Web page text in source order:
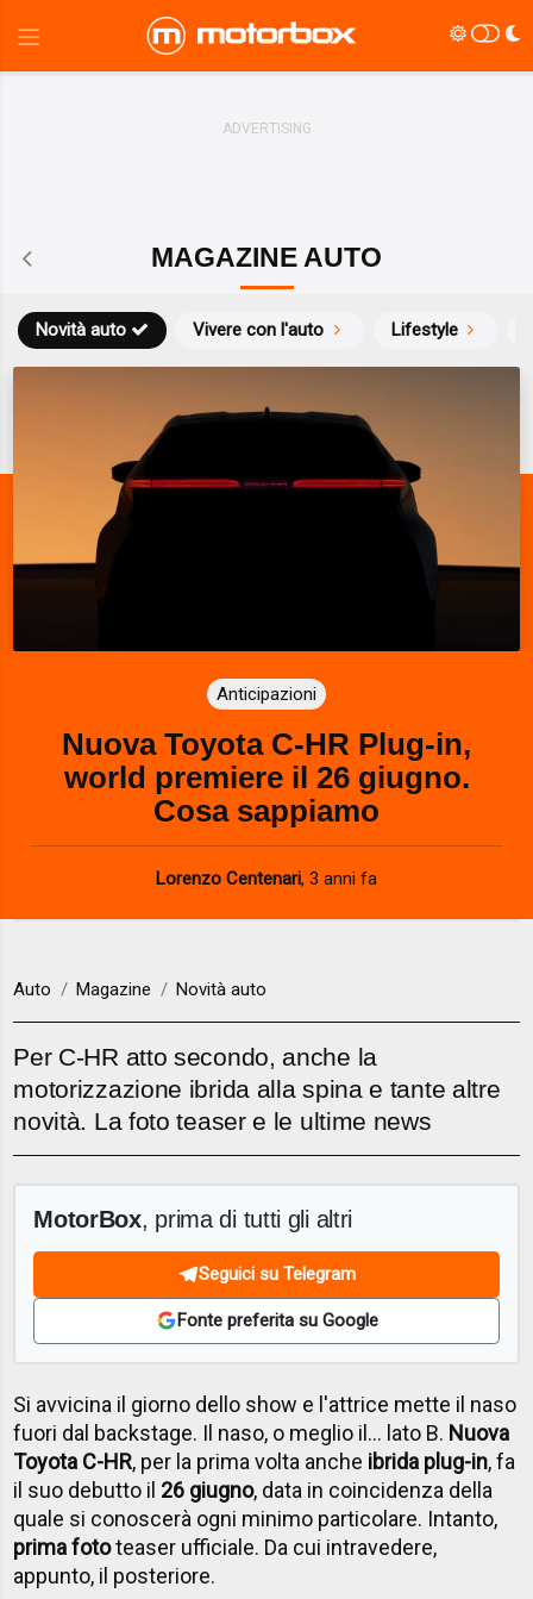
MAGAZINE AUTO
Novità auto Vivere con l'auto Lifestyle
Anticipazioni
Nuova Toyota C-HR Plug-in,
world premiere il 26 giugno.
Cosa sappiamo
Lorenzo Centenari, 3 anni fa
Auto Magazine Novità auto
Per C-HR atto secondo, anche la
motorizzazione ibrida alla spina e tante altre
novità. La foto teaser e le ultime news
MotorBox, prima di tutti gli altri
Seguici su Telegram
Fonte preferita su Google
Si avvicina il giorno dello show e l'attrice mette il naso
fuori dal backstage. Il naso, o meglio il... lato B. Nuova
Toyota C-HR, per la prima volta anche ibrida plug-in, fa
il suo debutto il 26 giugno, data in coincidenza della
quale si conoscerà ogni minimo particolare. Intanto,
prima fototeaser ufficiale. Da cui intravedere,
appunto, il posteriore.